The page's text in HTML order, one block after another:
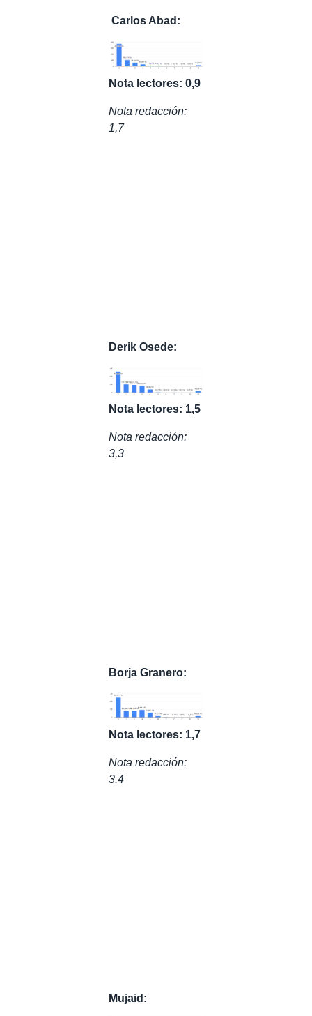
Carlos Abad:
Nota lectores: 0,9
Nota redacción:
1,7
Derik Osede:
Nota lectores: 1,5
Nota redacción:
3,3
Borja Granero:
Nota lectores: 1,7
Nota redacción:
3,4
Mujaid: